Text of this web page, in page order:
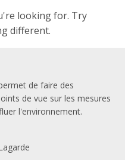
looking for. Try
different.
de faire des
de vue sur les mesures
l'environnement.